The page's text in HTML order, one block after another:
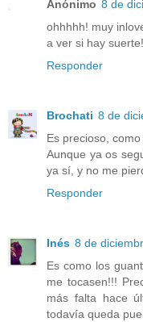
Anónimo 8 de
ohhhhh! muy
a ver si hay
Responder
Brochati 8 de
Es precioso,
Aunque ya os
ya sí, y no me
Responder
Inés 8 de
Es como los
me tocasen!!!
más falta hace
todavía queda